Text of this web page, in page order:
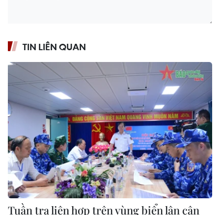
TIN LIÊN QUAN
Tuần tra liên hợp trên vùng biển lân cận